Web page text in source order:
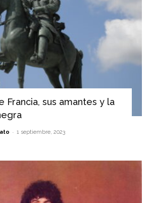
Francia, sus amantes y la
- 1 septiembre, 2023